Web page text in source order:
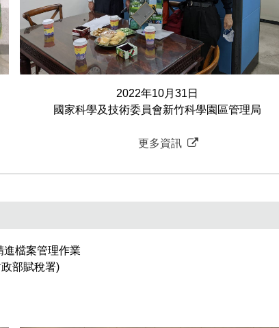
2022年10月31日
國家科學及技術委員會新竹科學園區管理局
更多資訊
檔案管理作業
部賦稅署)